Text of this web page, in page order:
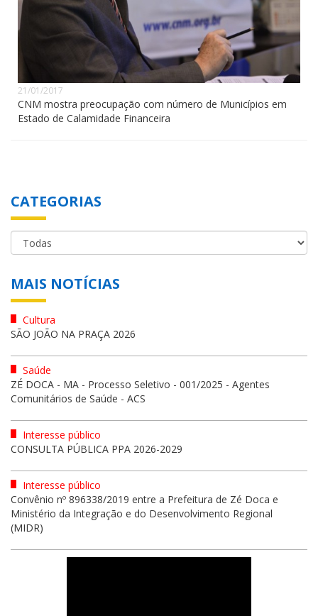
21/01/2017
CNM mostra preocupação com número de Municípios em
Estado de Calamidade Financeira
CATEGORIAS
MAIS NOTÍCIAS
Cultura
SÃO JOÃO NA PRAÇA 2026
Saúde
ZÉ DOCA - MA - Processo Seletivo - 001/2025 - Agentes
Comunitários de Saúde - ACS
Interesse público
CONSULTA PÚBLICA PPA 2026-2029
Interesse público
Convênio nº 896338/2019 entre a Prefeitura de Zé Doca e
Ministério da Integração e do Desenvolvimento Regional
(MIDR)